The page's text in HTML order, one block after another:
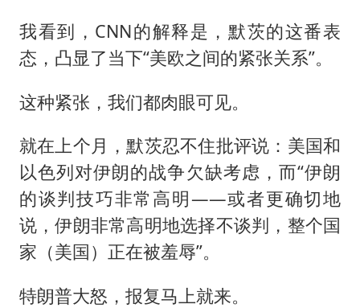
我看到，CNN的解释是，默茨的这番表
态，凸显了当下“美欧之间的紧张关系”。
这种紧张，我们都肉眼可见。
就在上个月，默茨忍不住批评说：美国和
以色列对伊朗的战争欠缺考虑，而“伊朗
的谈判技巧非常高明——或者更确切地
说，伊朗非常高明地选择不谈判，整个国
家（美国）正在被羞辱”。
特朗普大怒，报复马上就来。